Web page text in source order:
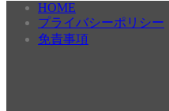
HOME
プライバシーポリシー
免責事項